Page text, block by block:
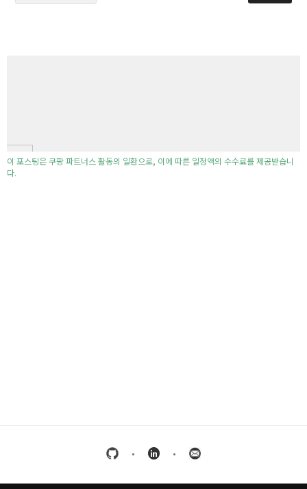
이 포스팅은 쿠팡 파트너스 활동의 일환으로, 이에 따른 일정액의 수수료를 제공받습니
다.